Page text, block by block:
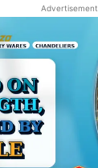
Advertisement